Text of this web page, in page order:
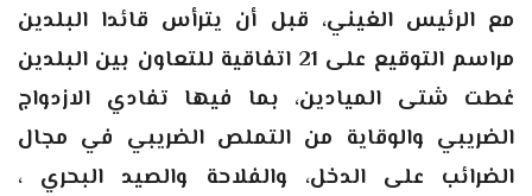
مع الرئيس الغيني، قبل أن يترأس قائدا البلدين
مراسم التوقيع على 21 اتفاقية للتعاون بين البلدين
غطت شتى الميادين، بما فيها تفادي الازدواج
الضريبي والوقاية من التملص الضريبي في مجال
الضرائب على الدخل، والفلاحة والصيد البحري ،